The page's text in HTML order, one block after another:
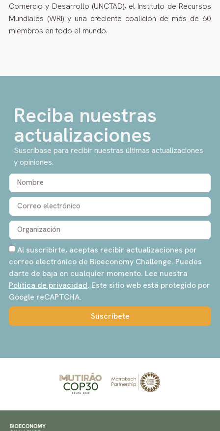
Comercio y Desarrollo (UNCTAD), el Instituto de Recursos
Mundiales (WRI) y una creciente coalición de más de 60
miembros en todo el mundo.
Reciba nuestras
actualizaciones
Suscríbase para recibir nuestras últimas actualizaciones
y opiniones.
Al suscribirte, aceptas recibir actualizaciones por
correo electrónico de Bioeconomy Challenge. Puedes
darte de baja en cualquier momento. Lee nuestra
Política de privacidad. Este sitio web está protegido por
Google reCAPTCHA.
Suscríbete